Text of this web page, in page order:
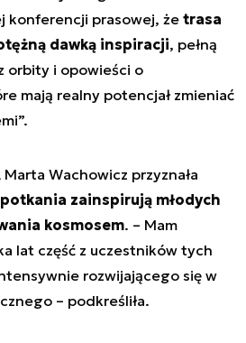
konferencji prasowej, że trasa
dawką inspiracji, pełną
orbity i opowieści o
mają realny potencjał zmieniać
Wachowicz przyznała
zainspirują młodych
kosmosem. – Mam
lat część z uczestników tych
rozwijającego się w
– podkreśliła.